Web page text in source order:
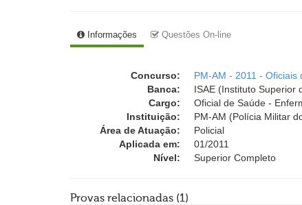
Informações Questões On-line
Concurso:
PM-AM - 2011 - Oficiais
Banca:
ISAE (Instituto Superior
Cargo:
Oficial de Saúde -
Instituição:
PM-AM (Polícia Militar
Área de Atuação:
Policial
Aplicada em:
01/2011
Nível:
Superior Completo
Provas relacionadas (1)